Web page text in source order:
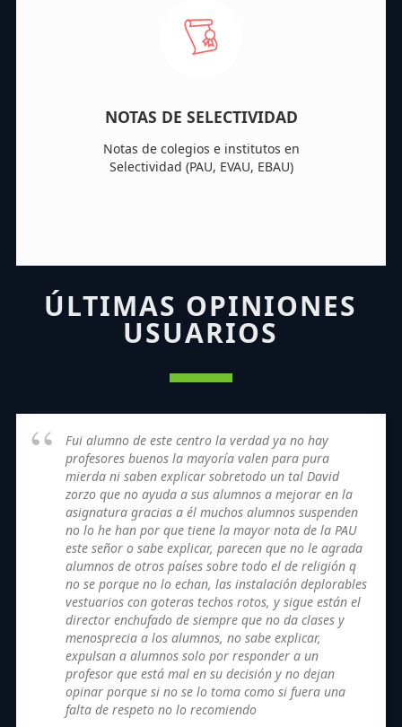
NOTAS DE SELECTIVIDAD
Notas de colegios e institutos en
Selectividad (PAU, EVAU, EBAU)
ÚLTIMAS OPINIONES
USUARIOS
Fui alumno de este centro la verdad ya no hay
profesores buenos la mayoría valen para pura
mierda ni saben explicar sobretodo un tal David
zorzo que no ayuda a sus alumnos a mejorar en la
asignatura gracias a él muchos alumnos suspenden
no lo he han por que tiene la mayor nota de la PAU
este señor o sabe explicar, parecen que no le agrada
alumnos de otros países sobre todo el de religión q
no se porque no lo echan, las instalación deplorables
vestuarios con goteras techos rotos, y sigue están el
director enchufado de siempre que no da clases y
menosprecia a los alumnos, no sabe explicar,
expulsan a alumnos solo por responder a un
profesor que está mal en su decisión y no dejan
opinar porque si no se lo toma como si fuera una
falta de respeto no lo recomiendo